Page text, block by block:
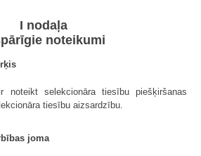
I nodaļa
noteikumi
selekcionāra tiesību piešķiršanas
tiesību aizsardzību.
joma